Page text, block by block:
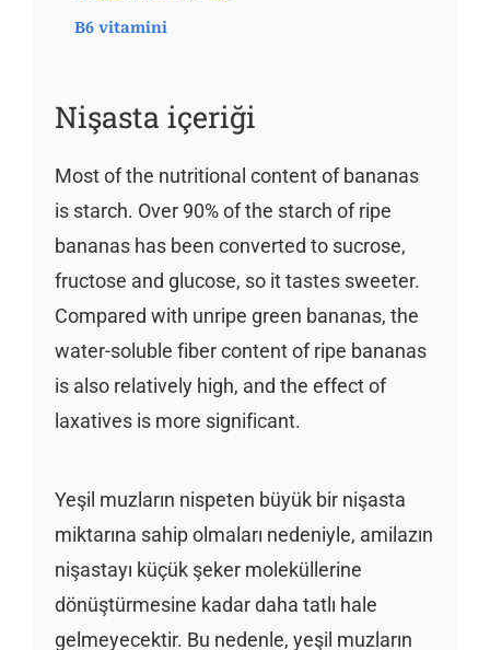
B6 vitamini
Nişasta içeriği
Most of the nutritional content of bananas
is starch. Over 90% of the starch of ripe
bananas has been converted to sucrose,
fructose and glucose, so it tastes sweeter.
Compared with unripe green bananas, the
water-soluble fiber content of ripe bananas
is also relatively high, and the effect of
laxatives is more significant.
Yeşil muzların nispeten büyük bir nişasta
miktarına sahip olmaları nedeniyle, amilazın
nişastayı küçük şeker moleküllerine
dönüştürmesine kadar daha tatlı hale
gelmeyecektir. Bu nedenle, yeşil muzların